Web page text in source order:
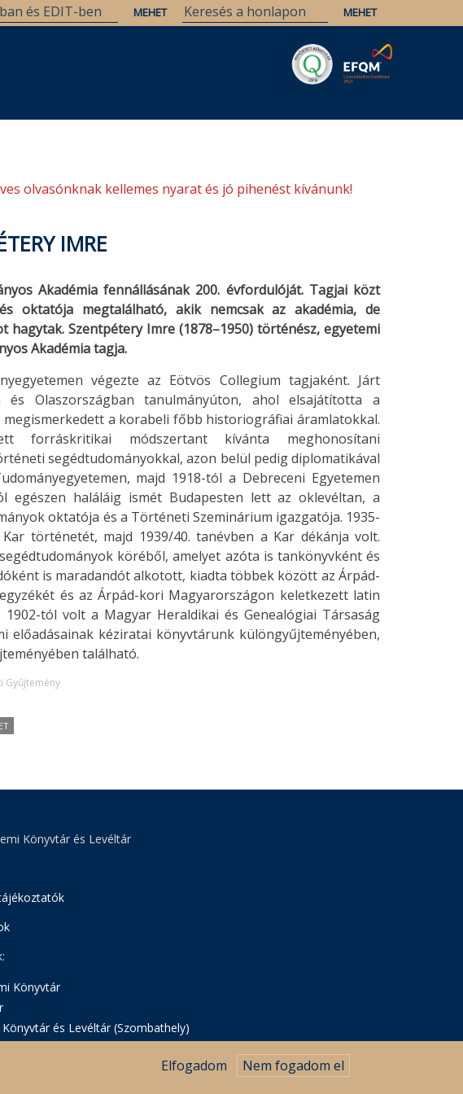
olvasónknak kellemes nyarat és jó pihenést kívánunk!
IMRE
Akadémia fennállásának 200. évfordulóját. Tagjai közt
oktatója megtalálható, akik nemcsak az akadémia, de
Szentpétery Imre (1878–1950) történész, egyetemi
Akadémia tagja.
végezte az Eötvös Collegium tagjaként. Járt
és Olaszországban tanulmányúton, ahol elsajátította a
a korabeli főbb historiográfiai áramlatokkal.
forráskritikai módszertant kívánta meghonosítani
segédtudományokkal, azon belül pedig diplomatikával
majd 1918-tól a Debreceni Egyetemen
egészen haláláig ismét Budapesten lett az oklevéltan, a
oktatója és a Történeti Szeminárium igazgatója. 1935-
történetét, majd 1939/40. tanévben a Kar dékánja volt.
köréből, amelyet azóta is tankönyvként és
is maradandót alkotott, kiadta többek között az Árpád-
és az Árpád-kori Magyarországon keletkezett latin
1902-tól volt a Magyar Heraldikai és Genealógiai Társaság
előadásainak kéziratai könyvtárunk különgyűjteményében,
található.
Gyűjtemény
Könyvtár és Levéltár
Könyvtár
Könyvtár és Levéltár (Szombathely)
Elfogadom Nem fogadom el